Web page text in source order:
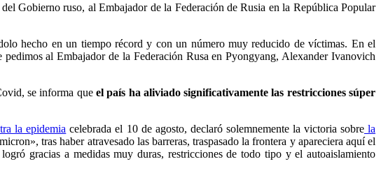
Gobierno ruso, al Embajador de la Federación de Rusia en la República Popular
hecho en un tiempo récord y con un número muy reducido de víctimas. En el
pedimos al Embajador de la Federación Rusa en Pyongyang, Alexander Ivanovich
se informa que el país ha aliviado significativamente las restricciones súper
la epidemia celebrada el 10 de agosto, declaró solemnemente la victoria sobrela
tras haber atravesado las barreras, traspasado la frontera y apareciera aquí el
gracias a medidas muy duras, restricciones de todo tipo y el autoaislamiento